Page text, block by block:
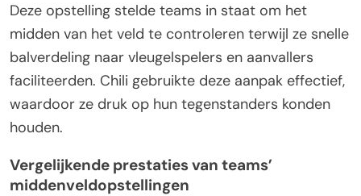
Deze opstelling stelde teams in staat om het
midden van het veld te controleren terwijl ze snelle
balverdeling naar vleugelspelers en aanvallers
faciliteerden. Chili gebruikte deze aanpak effectief,
waardoor ze druk op hun tegenstanders konden
houden.
Vergelijkende prestaties van teams’
middenveldopstellingen